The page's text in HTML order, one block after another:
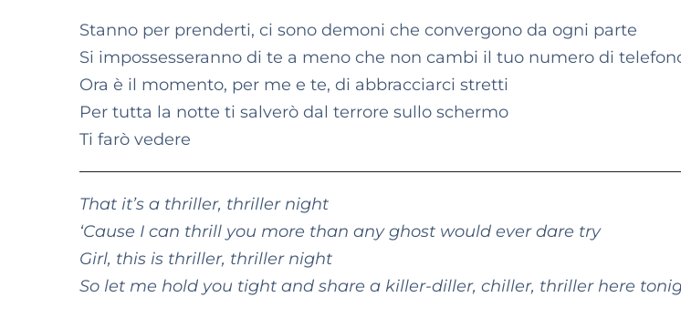
Stanno per prenderti, ci sono demoni che convergono da ogni parte
Si impossesseranno di te a meno che non cambi il tuo numero di
Ora è il momento, per me e te, di abbracciarci stretti
Per tutta la notte ti salverò dal terrore sullo schermo
Ti farò vedere
That it’s a thriller, thriller night
‘Cause I can thrill you more than any ghost would ever dare try
Girl, this is thriller, thriller night
So let me hold you tight and share a killer-diller, chiller, thriller here